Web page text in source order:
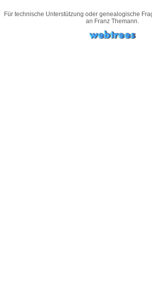
Für technische Unterstützung oder genealogische
an Franz Themann.